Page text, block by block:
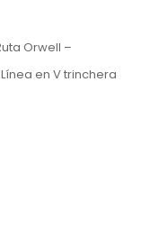
Orwell –
en V trinchera